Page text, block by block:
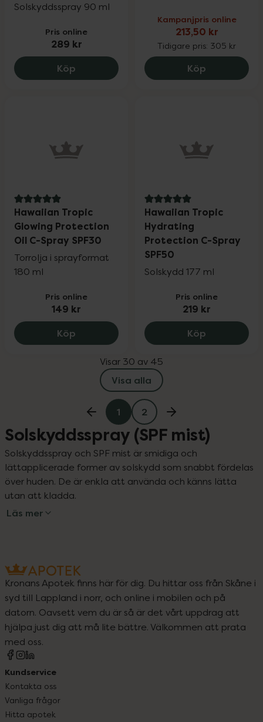
Solskyddsspray 90 ml
Pris online
289 kr
Köp Bioregena Sun FaceBody SPF50, 289 kr.
Kampanjpris online
213,50 kr
Tidigare pris: 305 kr
Köp Avène
5 av 5 i omdöme
Hawaiian Tropic
Glowing Protection
Oil C-Spray SPF30
Torrolja i sprayformat
180 ml
Pris online
149 kr
Köp Hawaiian Tropic Glowing Protection
5 av 5 i omdöme
Hawaiian Tropic
Hydrating
Protection C-Spray
SPF50
Solskydd 177 ml
Pris online
219 kr
Köp Hawaiian
Visar 30 av 45
Visa alla
1 2
Solskyddsspray (SPF mist)
Solskyddsspray och SPF mist är smidiga och
lättapplicerade former av solskydd som snabbt fördelas
över huden. De är enkla att använda och känns lätta
utan att kladda.
Läs mer
Kronans Apotek finns här för dig. Du hittar oss från Skåne i
syd till Lappland i norr, och online i mobilen och på
datorn. Oavsett vem du är så är det vårt uppdrag att
hjälpa just dig att må lite bättre. Välkommen att prata
med oss.
Kundservice
Kontakta oss
Vanliga frågor
Hitta apotek